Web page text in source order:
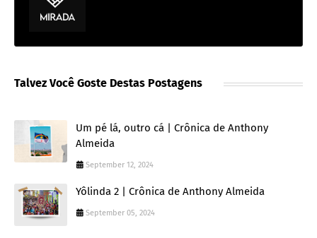
Talvez Você Goste Destas Postagens
Um pé lá, outro cá | Crônica de Anthony
Almeida
September 12, 2024
Yôlinda 2 | Crônica de Anthony Almeida
September 05, 2024